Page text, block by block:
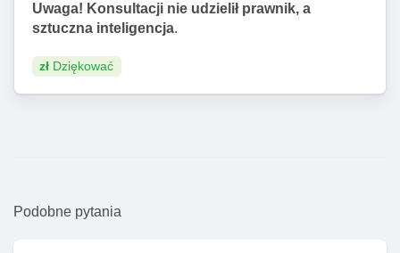
Uwaga! Konsultacji nie udzielił prawnik, a
sztuczna inteligencja.
zł Dziękować
Podobne pytania